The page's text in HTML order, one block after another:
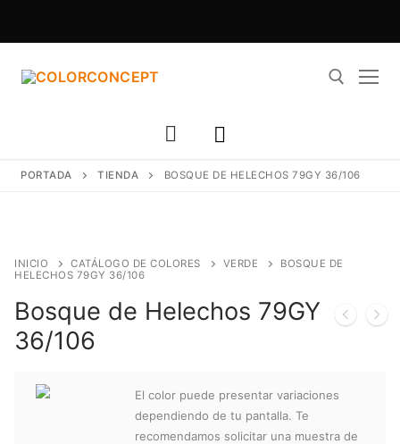
PORTADA TIENDA BOSQUE DE HELECHOS 79GY 36/106
INICIO CATÁLOGO DE COLORES VERDE
BOSQUE DE
HELECHOS 79GY 36/106
Bosque de Helechos 79GY
36/106
El color puede presentar variaciones
dependiendo de tu pantalla. Te
recomendamos solicitar una muestra de